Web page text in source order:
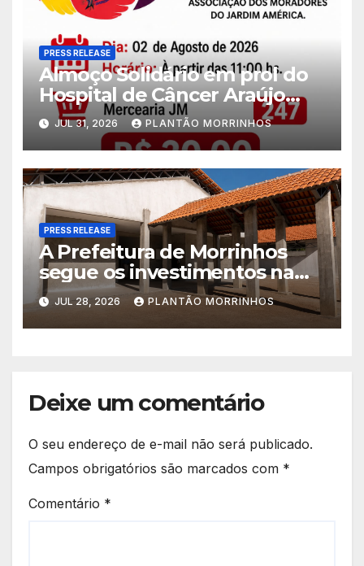
PRESS RELEASE
Almoço Solidário em prol do
Hospital de Câncer Araújo
Jorge é realizado no Jardim
América
JUL 31, 2026 PLANTÃO MORRINHOS
PRESS RELEASE
A Prefeitura de Morrinhos
segue os investimentos na
educação. A obra da Escola
Municipal Eudóxio de
Figueiredo avança em ritmo
JUL 28, 2026 PLANTÃO MORRINHOS
Deixe um comentário
O seu endereço de e-mail não será publicado.
Campos obrigatórios são marcados com *
Comentário *